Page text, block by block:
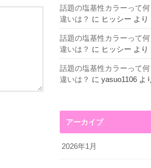
話題の塩基性カラーって
違いは？ に ヒッシー より
話題の塩基性カラーって
違いは？ に ヒッシー より
話題の塩基性カラーって
違いは？ に yasuo1106 よ
アーカイブ
2026年1月